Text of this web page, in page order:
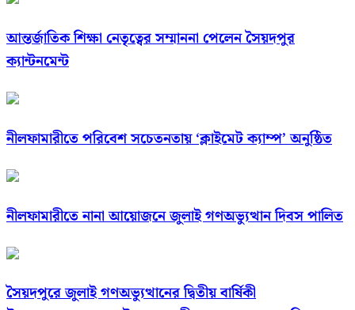
আন্তর্জাতিক শিক্ষা নেতৃত্বের সম্মাননা পেলেন সৈয়দপুর
ক্যান্টনমেন্ট
নীলফামারীতে পরিবেশ সচেতনতায় ‘ক্লাইমেট ক্যাম্প’ অনুষ্ঠিত
নীলফামারীতে নানা আয়োজনে জুলাই গণঅভ্যুত্থান দিবস পালিত
সৈয়দপুরে জুলাই গণঅভ্যুত্থানের দ্বিতীয় বার্ষিকী